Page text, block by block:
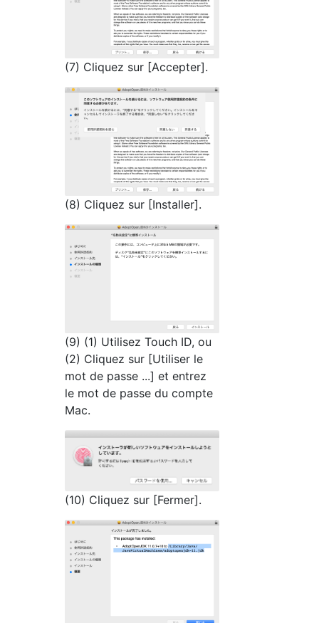
(7) Cliquez sur [Accepter].
(8) Cliquez sur [Installer].
(9) (1) Utilisez Touch ID, ou
(2) Cliquez sur [Utiliser le
mot de passe ...] et entrez
le mot de passe du compte
Mac.
(10) Cliquez sur [Fermer].